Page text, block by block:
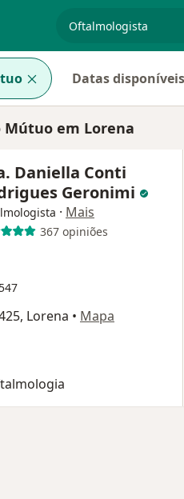
Datas disponíveis
em Lorena
Daniella Conti
Geronimi
· Mais
367 opiniões
Lorena • Mapa